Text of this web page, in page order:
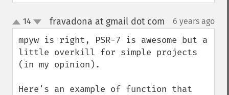
up
down
14 fravadona at gmail dot com 6 years ago
mpyw is right, PSR-7 is awesome but a
little overkill for simple projects
(in my opinion).
Here's an example of function that